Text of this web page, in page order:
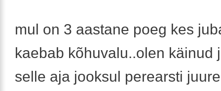
mul on 3 aastane poeg kes
kaebab kõhuvalu..olen käinud
selle aja jooksul perearsti